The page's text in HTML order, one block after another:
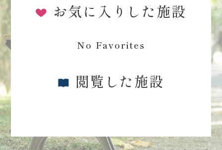
お気に入りした施設
No Favorites
閲覧した施設